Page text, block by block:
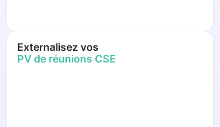
Externalisez vos
PV de réunions CSE